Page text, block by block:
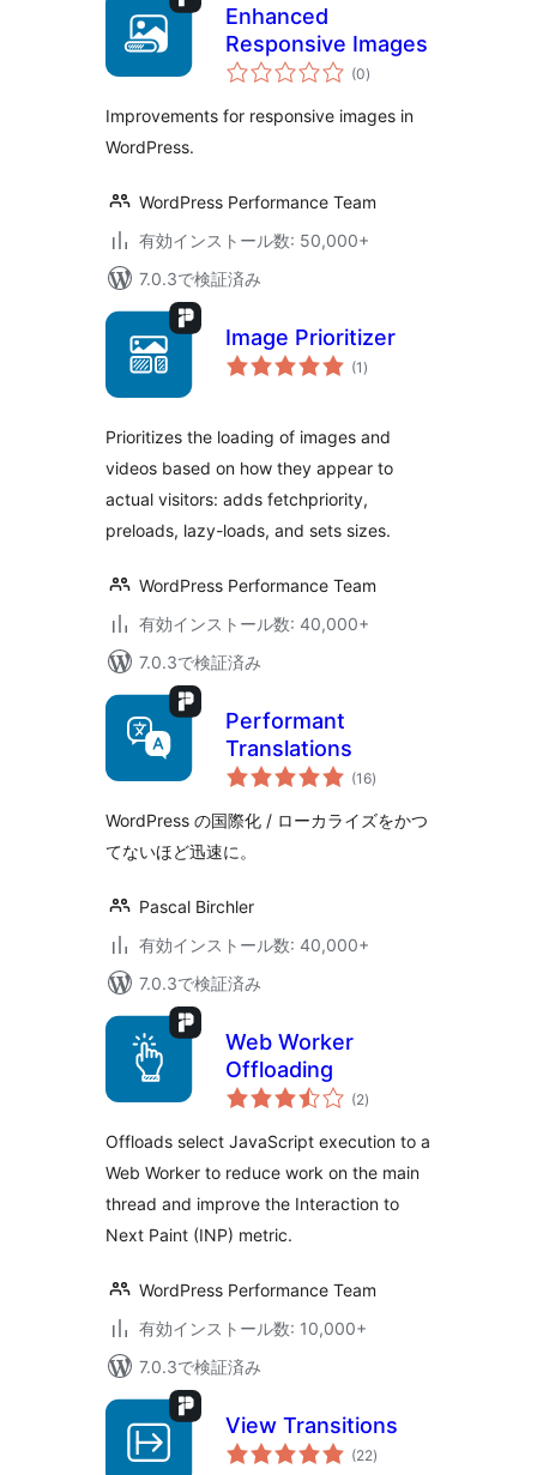
Enhanced
Responsive Images
(0個
の
価
)
Improvements for responsive images in
WordPress.
WordPress Performance Team
有効インストール数: 50,000+
7.0.3で検証済み
Image Prioritizer
(1 個
の)
Prioritizes the loading of images and
videos based on how they appear to
actual visitors: adds fetchpriority,
preloads, lazy-loads, and sets sizes.
WordPress Performance Team
有効インストール数: 40,000+
7.0.3で検証済み
Performant
Translations
(16個
の
価
)
WordPress の国際化 / ローカライズをかつ
てないほど迅速に。
Pascal Birchler
有効インストール数: 40,000+
7.0.3で検証済み
Web Worker
Offloading
(2個
の
価
)
Offloads select JavaScript execution to a
Web Worker to reduce work on the main
thread and improve the Interaction to
Next Paint (INP) metric.
WordPress Performance Team
有効インストール数: 10,000+
7.0.3で検証済み
View Transitions
(22個
の)